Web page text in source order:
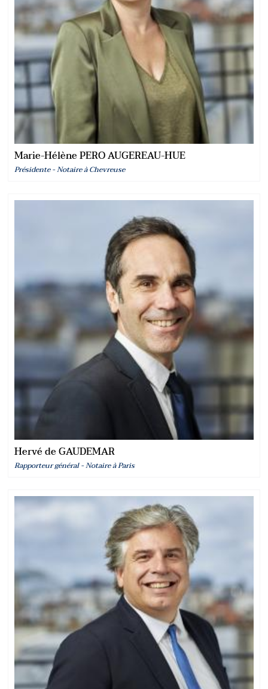
Marie-Hélène PERO AUGEREAU-HUE
Présidente - Notaire à Chevreuse
Hervé de GAUDEMAR
Rapporteur général - Notaire à Paris